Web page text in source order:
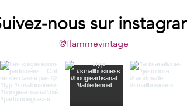
nous sur instagram
@flammevintage